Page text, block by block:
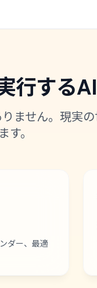
行するAI
ません。現実
す。
ダー、最適